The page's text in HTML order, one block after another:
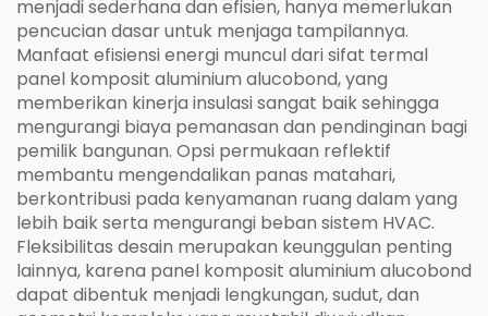
menjadi sederhana dan efisien, hanya memerlukan
pencucian dasar untuk menjaga tampilannya.
Manfaat efisiensi energi muncul dari sifat termal
panel komposit aluminium alucobond, yang
memberikan kinerja insulasi sangat baik sehingga
mengurangi biaya pemanasan dan pendinginan bagi
pemilik bangunan. Opsi permukaan reflektif
membantu mengendalikan panas matahari,
berkontribusi pada kenyamanan ruang dalam yang
lebih baik serta mengurangi beban sistem HVAC.
Fleksibilitas desain merupakan keunggulan penting
lainnya, karena panel komposit aluminium alucobond
dapat dibentuk menjadi lengkungan, sudut, dan